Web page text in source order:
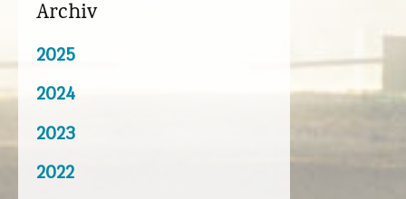
Archiv
2025
2024
2023
2022